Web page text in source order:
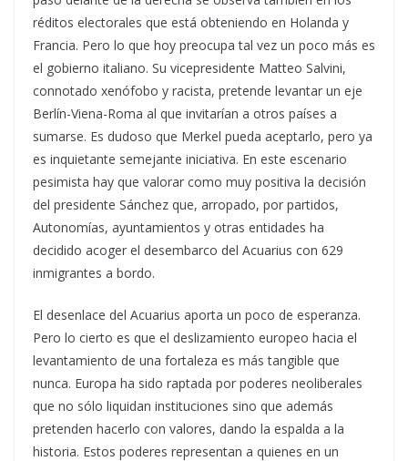
réditos electorales que está obteniendo en Holanda y
Francia. Pero lo que hoy preocupa tal vez un poco más es
el gobierno italiano. Su vicepresidente Matteo Salvini,
connotado xenófobo y racista, pretende levantar un eje
Berlín-Viena-Roma al que invitarían a otros países a
sumarse. Es dudoso que Merkel pueda aceptarlo, pero ya
es inquietante semejante iniciativa. En este escenario
pesimista hay que valorar como muy positiva la decisión
del presidente Sánchez que, arropado, por partidos,
Autonomías, ayuntamientos y otras entidades ha
decidido acoger el desembarco del Acuarius con 629
inmigrantes a bordo.
El desenlace del Acuarius aporta un poco de esperanza.
Pero lo cierto es que el deslizamiento europeo hacia el
levantamiento de una fortaleza es más tangible que
nunca. Europa ha sido raptada por poderes neoliberales
que no sólo liquidan instituciones sino que además
pretenden hacerlo con valores, dando la espalda a la
historia. Estos poderes representan a quienes en un